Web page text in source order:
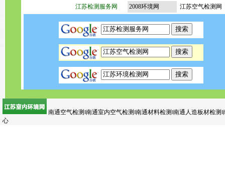
江苏检测服务网
2008环境网 江苏空气检测网
南通空气检测‖南通室内空气检测‖南通材料检测‖南通人造板材检
心